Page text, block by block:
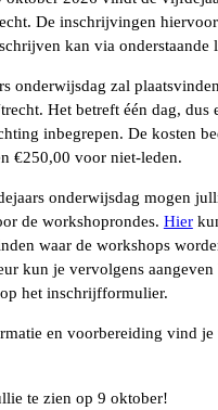
De inschrijvingen
kan via onderstaande
onderwijsdag zal
Het betreft één dag, dus
inbegrepen. De kosten
€250,00 voor niet-leden.
onderwijsdag mogen
de workshoprondes. Hier
waar de workshops
kun je vervolgens
het inschrijfformulier.
en voorbereiding vind je
te zien op 9 oktober!